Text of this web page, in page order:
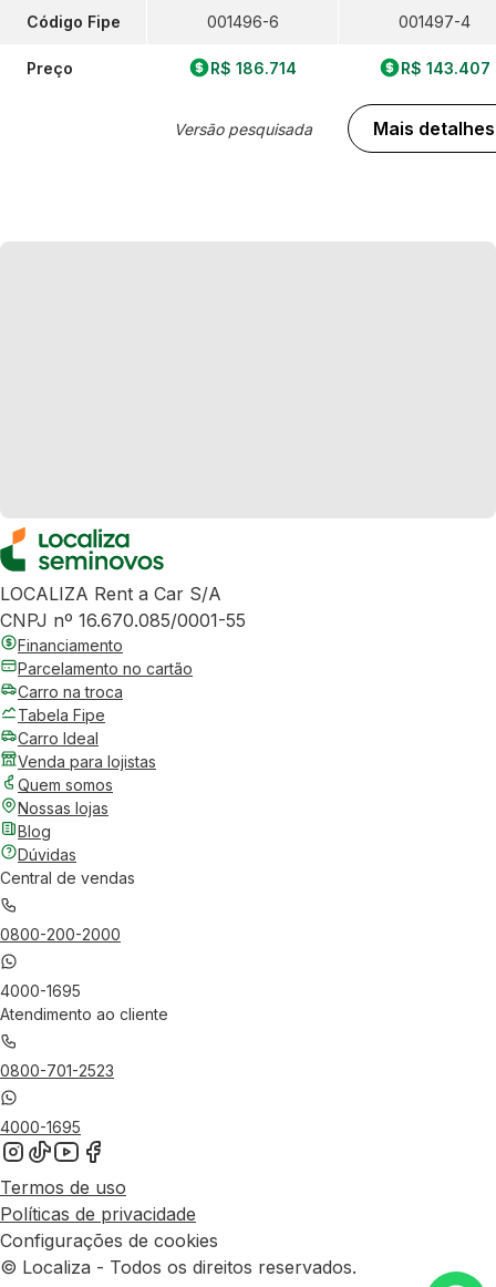
Código Fipe
Preço
001496-6
R$ 186.714
Versão pesquisada
001497-4
R$ 143.407
Mais detalhes
LOCALIZA Rent a Car S/A
CNPJ nº 16.670.085/0001-55
Financiamento
Parcelamento no cartão
Carro na troca
Tabela Fipe
Carro Ideal
Venda para lojistas
Quem somos
Nossas lojas
Blog
Dúvidas
Central de vendas
0800-200-2000
4000-1695
Atendimento ao cliente
0800-701-2523
4000-1695
Termos de uso
Políticas de privacidade
Configurações de cookies
© Localiza - Todos os direitos reservados.